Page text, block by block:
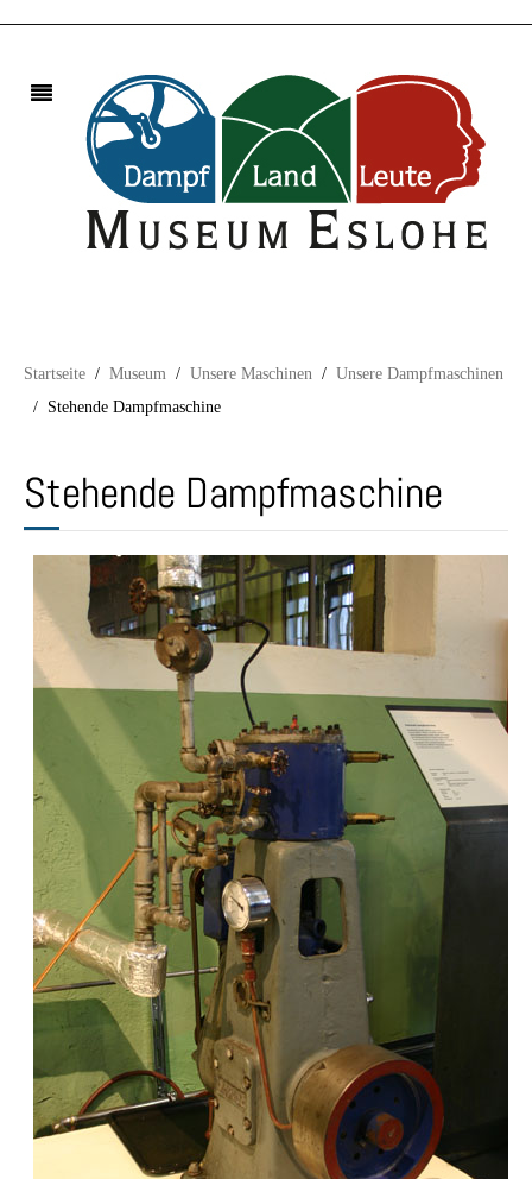
Startseite Museum Unsere Maschinen
Unsere Dampfmaschinen
Stehende Dampfmaschine
Stehende Dampfmaschine